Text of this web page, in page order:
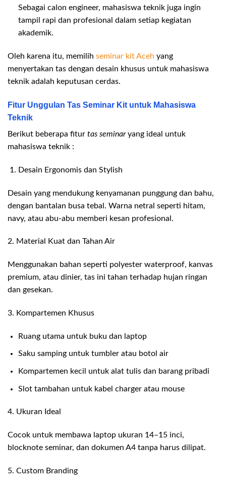
Sebagai calon engineer, mahasiswa teknik juga ingin
tampil rapi dan profesional dalam setiap kegiatan
akademik.
Oleh karena itu, memilih seminar kit Aceh yang
menyertakan tas dengan desain khusus untuk mahasiswa
teknik adalah keputusan cerdas.
Fitur Unggulan Tas Seminar Kit untuk Mahasiswa
Teknik
Berikut beberapa fitur tas seminaryang ideal untuk
mahasiswa teknik :
Desain Ergonomis dan Stylish
Desain yang mendukung kenyamanan punggung dan bahu,
dengan bantalan busa tebal. Warna netral seperti hitam,
navy, atau abu-abu memberi kesan profesional.
2. Material Kuat dan Tahan Air
Menggunakan bahan seperti polyester waterproof, kanvas
premium, atau dinier, tas ini tahan terhadap hujan ringan
dan gesekan.
3. Kompartemen Khusus
Ruang utama untuk buku dan laptop
Saku samping untuk tumbler atau botol air
Kompartemen kecil untuk alat tulis dan barang pribadi
Slot tambahan untuk kabel charger atau mouse
4. Ukuran Ideal
Cocok untuk membawa laptop ukuran 14–15 inci,
blocknote seminar, dan dokumen A4 tanpa harus dilipat.
5. Custom Branding